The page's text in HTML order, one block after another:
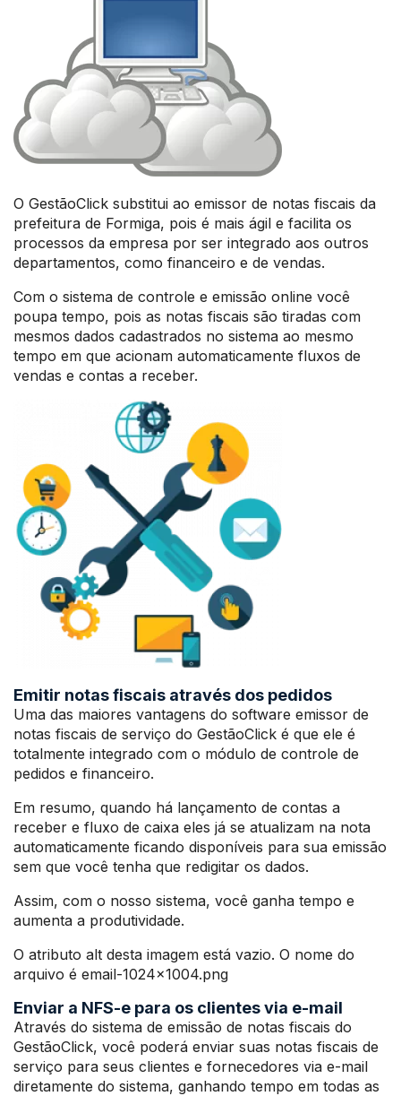
O GestãoClick substitui ao emissor de notas fiscais da
prefeitura de Formiga, pois é mais ágil e facilita os
processos da empresa por ser integrado aos outros
departamentos, como financeiro e de vendas.
Com o sistema de controle e emissão online você
poupa tempo, pois as notas fiscais são tiradas com
mesmos dados cadastrados no sistema ao mesmo
tempo em que acionam automaticamente fluxos de
vendas e contas a receber.
Emitir notas fiscais através dos pedidos
Uma das maiores vantagens do software emissor de
notas fiscais de serviço do GestãoClick é que ele é
totalmente integrado com o módulo de controle de
pedidos e financeiro.
Em resumo, quando há lançamento de contas a
receber e fluxo de caixa eles já se atualizam na nota
automaticamente ficando disponíveis para sua emissão
sem que você tenha que redigitar os dados.
Assim, com o nosso sistema, você ganha tempo e
aumenta a produtividade.
O atributo alt desta imagem está vazio. O nome do
arquivo é email-1024×1004.png
Enviar a NFS-e para os clientes via e-mail
Através do sistema de emissão de notas fiscais do
GestãoClick, você poderá enviar suas notas fiscais de
serviço para seus clientes e fornecedores via e-mail
diretamente do sistema, ganhando tempo em todas as